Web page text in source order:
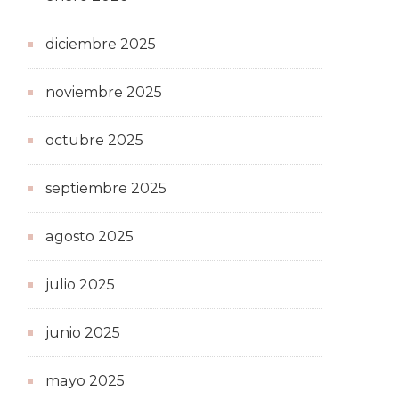
diciembre 2025
noviembre 2025
octubre 2025
septiembre 2025
agosto 2025
julio 2025
junio 2025
mayo 2025